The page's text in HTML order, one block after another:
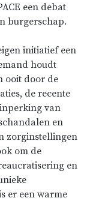
een debat
burgerschap.
initiatief een
houdt
ooit door de
de recente
van
en
zorginstellingen
om de
en
er een warme